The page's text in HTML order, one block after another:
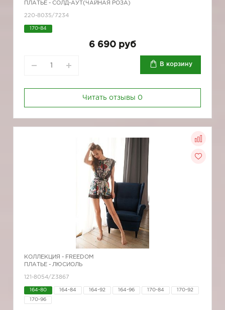
ПЛАТЬЕ - СОЛД-АУТ(ЧАЙНАЯ РОЗА)
220-8035/7234
170-84
6 690 руб
В корзину
Читать отзывы 0
КОЛЛЕКЦИЯ - FREEDOM
ПЛАТЬЕ - ЛЮСИОЛЬ
121-8054/Z3867
164-80 164-84 164-92 164-96 170-84 170-92
170-96